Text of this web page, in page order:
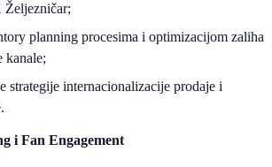
Željezničar;
planning procesima i optimizacijom zaliha
kanale;
strategije internacionalizacije prodaje i
i Fan Engagement